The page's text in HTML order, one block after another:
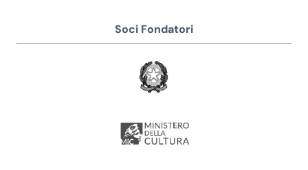
Soci Fondatori